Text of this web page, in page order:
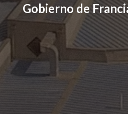
Gobierno de